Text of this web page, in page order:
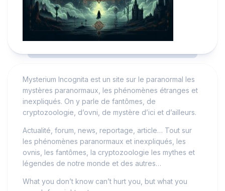
Mysterium Incognita est un site sur le paranormal les
mystères paranormaux, les phénomènes étranges et
inexpliqués. On y parle de fantômes, de
cryptozoologie, d’ovni, de mystère d’ici et d’ailleurs.
Actualité, forum, news, reportage, article… Tout sur
les phénomènes paranormaux et inexpliqués, les
ovnis, les fantômes, la cryptozoologie les mythes et
légendes de notre monde et des autres…
What you don’t know can’t hurt you, but what you